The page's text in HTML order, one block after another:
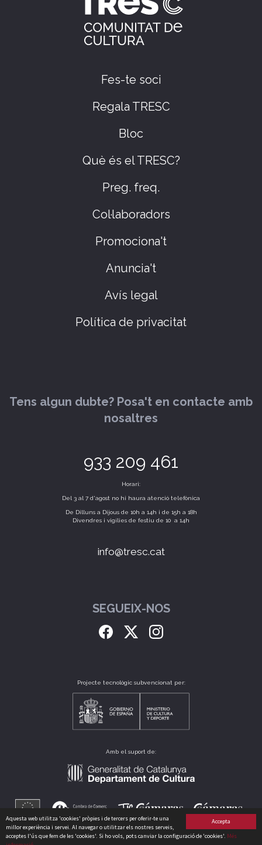
Accepta
Aquesta web utilitza 'cookies' pròpies i de tercers per oferir-te una
millor experiència i servei. Al navegar o utilitzar els nostres serveis,
acceptes l'ús que fem de les 'cookies'. Si ho vols, pots canviar la configuració de 'cookies'. Més
Fes-te soci
Regala TRESC
Bloc
Què és el TRESC?
Preg. freq.
Col·laboradors
Promociona't
Anuncia't
Avís legal
Política de privacitat
Tens algun dubte? Posa't en contacte amb
nosaltres
933 209 461
Horari:
Del 3 al 7 d'agost no hi haura atenció telefònica
De Dilluns a Dijous de 10h a 14h i de 15h a 18h
Divendres i vigílies de festiu de 10 a 14h
info@tresc.cat
SEGUEIX-NOS
Projecte tecnològic subvencionat per:
Amb el suport de: